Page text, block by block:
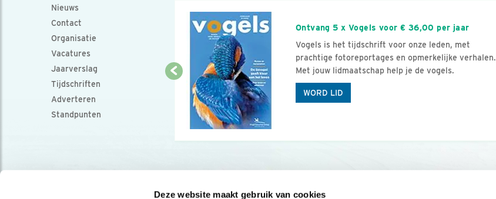
Deze website maakt gebruik van cookies
Nieuws
Contact
Organisatie
Vacatures
Jaarverslag
Tijdschriften
Adverteren
Standpunten
Ontvang 5 x Vogels voor € 36,00 per jaar
Vogels is het tijdschrift voor onze leden, met
prachtige fotoreportages en opmerkelijke verhalen.
Met jouw lidmaatschap help je de vogels.
WORD LID